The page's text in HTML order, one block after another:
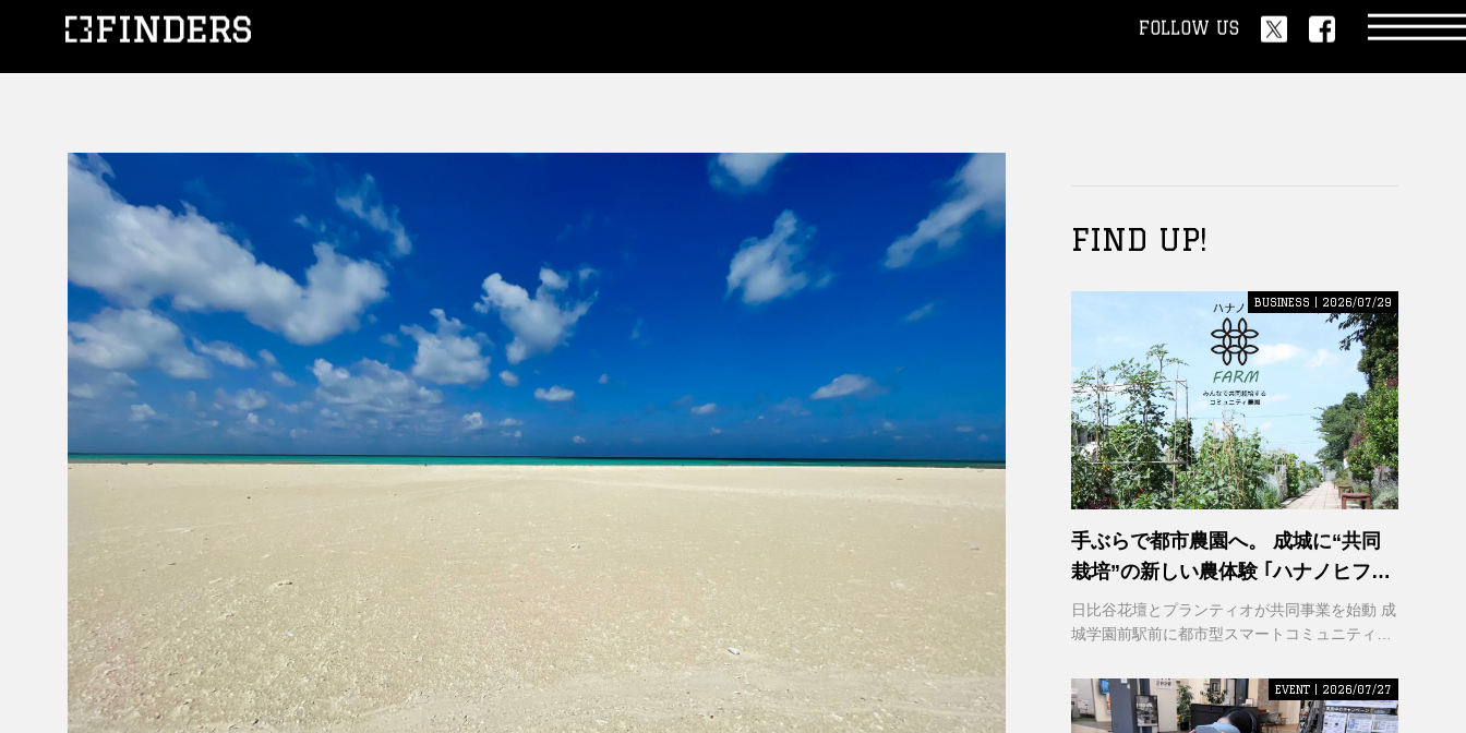
FIND UP!
BUSINESS | 2026/07/29
手ぶらで都市農園へ。 成城に“共同
栽培”の新しい農体験 ｢ハナノヒファ
ーム｣ が誕生
日比谷花壇とプランティオが共同事業を始動 成
城学園前駅前に都市型スマートコミュニティ農
EVENT | 2026/07/27